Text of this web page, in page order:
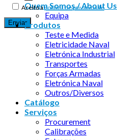
Aceito apolítica de privacidade
Quem Somos / About Us
Equipa
Produtos
Teste e Medida
Eletricidade Naval
Eletrónica Industrial
Transportes
Forças Armadas
Eletrónica Naval
Outros/Diversos
Catálogo
Serviços
Procurement
Calibrações